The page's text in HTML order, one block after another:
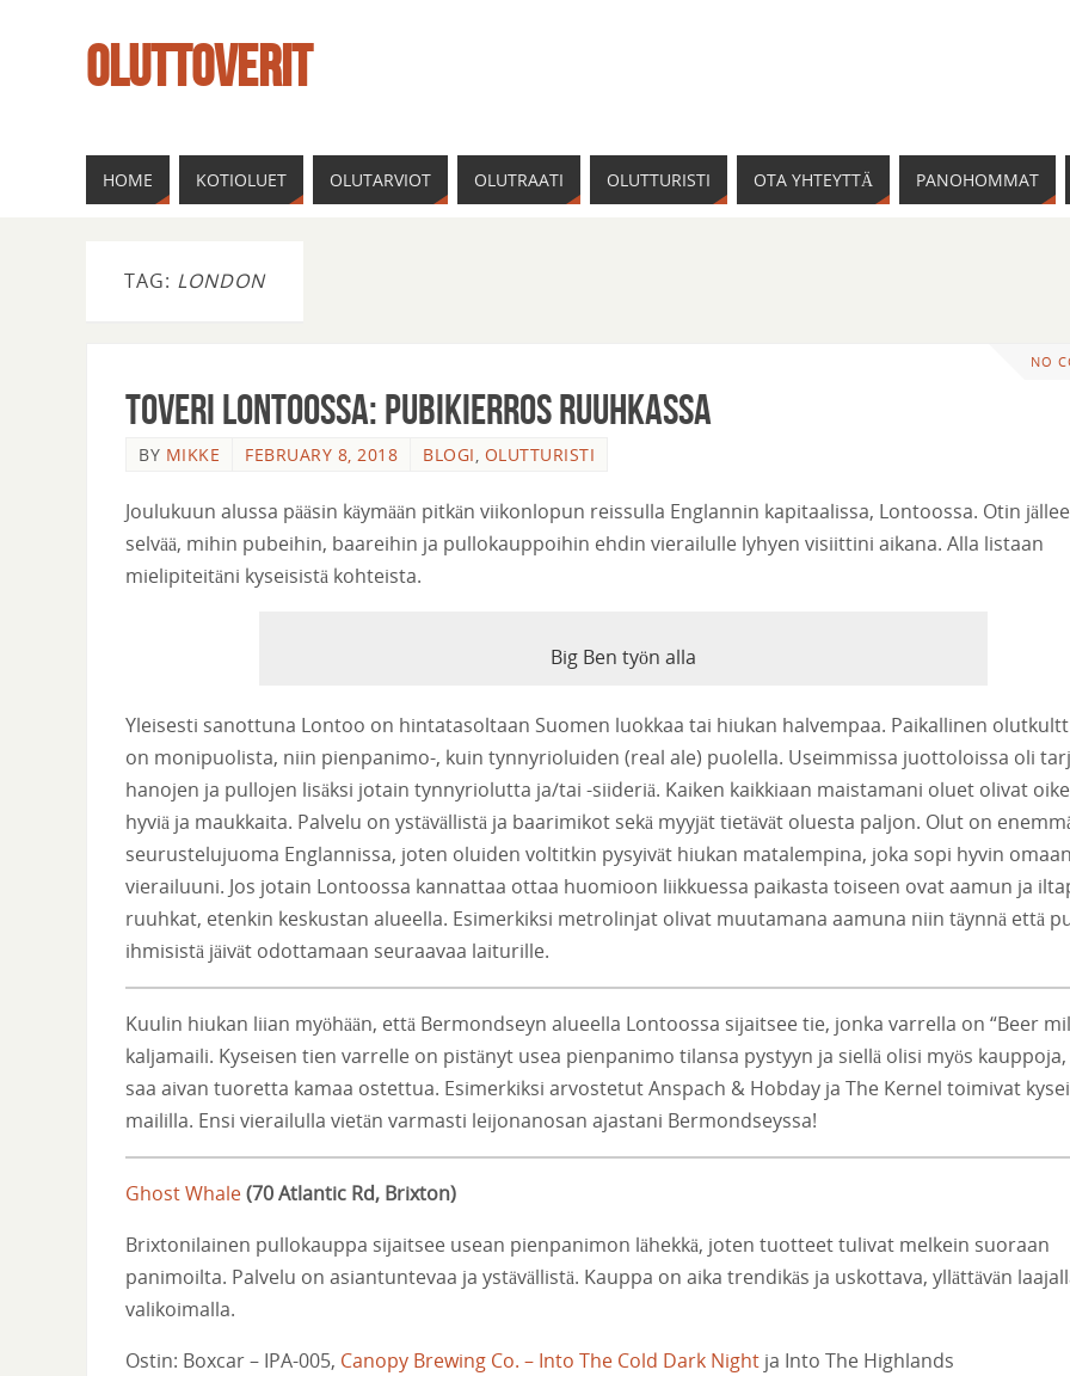
OLUTTOVERIT
HOME KOTIOLUET OLUTARVIOT OLUTRAATI OLUTTURISTI OTA YHTEYTTÄ PANOHOMMAT
TAG: LONDON
NO
Toveri Lontoossa: pubikierros ruuhkassa
BY MIKKE FEBRUARY 8, 2018 BLOGI, OLUTTURISTI
Joulukuun alussa pääsin käymään pitkän viikonlopun reissulla Englannin kapitaalissa, Lontoossa. Otin
selvää, mihin pubeihin, baareihin ja pullokauppoihin ehdin vierailulle lyhyen visiittini aikana. Alla listaan
mielipiteitäni kyseisistä kohteista.
Big Ben työn alla
Yleisesti sanottuna Lontoo on hintatasoltaan Suomen luokkaa tai hiukan halvempaa. Paikallinen
on monipuolista, niin pienpanimo-, kuin tynnyrioluiden (real ale) puolella. Useimmissa juottoloissa oli
hanojen ja pullojen lisäksi jotain tynnyriolutta ja/tai -siideriä. Kaiken kaikkiaan maistamani oluet olivat
hyviä ja maukkaita. Palvelu on ystävällistä ja baarimikot sekä myyjät tietävät oluesta paljon. Olut on
seurustelujuoma Englannissa, joten oluiden voltitkin pysyivät hiukan matalempina, joka sopi hyvin
vierailuuni. Jos jotain Lontoossa kannattaa ottaa huomioon liikkuessa paikasta toiseen ovat aamun ja
ruuhkat, etenkin keskustan alueella. Esimerkiksi metrolinjat olivat muutamana aamuna niin täynnä että
ihmisistä jäivät odottamaan seuraavaa laiturille.
Kuulin hiukan liian myöhään, että Bermondseyn alueella Lontoossa sijaitsee tie, jonka varrella on “Beer
kaljamaili. Kyseisen tien varrelle on pistänyt usea pienpanimo tilansa pystyyn ja siellä olisi myös
saa aivan tuoretta kamaa ostettua. Esimerkiksi arvostetut Anspach & Hobday ja The Kernel toimivat
maililla. Ensi vierailulla vietän varmasti leijonanosan ajastani Bermondseyssa!
Ghost Whale(70 Atlantic Rd, Brixton)
Brixtonilainen pullokauppa sijaitsee usean pienpanimon lähekkä, joten tuotteet tulivat melkein suoraan
panimoilta. Palvelu on asiantuntevaa ja ystävällistä. Kauppa on aika trendikäs ja uskottava, yllättävän
valikoimalla.
Ostin: Boxcar – IPA-005, Canopy Brewing Co. – Into The Cold Dark Night ja Into The Highlands